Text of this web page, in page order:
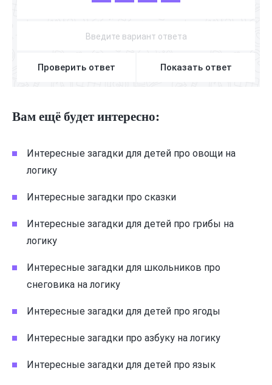
Проверить ответ Показать ответ
Вам ещё будет интересно:
Интересные загадки для детей про овощи на
логику
Интересные загадки про сказки
Интересные загадки для детей про грибы на
логику
Интересные загадки для школьников про
снеговика на логику
Интересные загадки для детей про ягоды
Интересные загадки про азбуку на логику
Интересные загадки для детей про язык